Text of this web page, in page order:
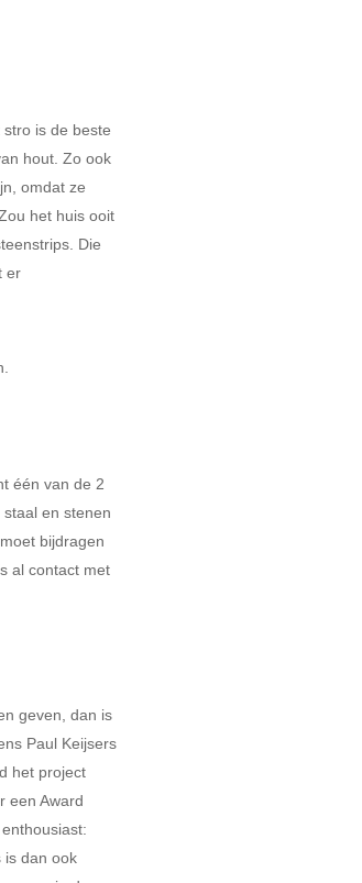
is de beste
hout. Zo ook
omdat ze
het huis ooit
Die
er
één van de 2
en stenen
bijdragen
al contact met
geven, dan is
Paul Keijsers
het project
een Award
is dan ook